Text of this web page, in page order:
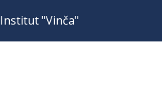
Institut "Vinča"